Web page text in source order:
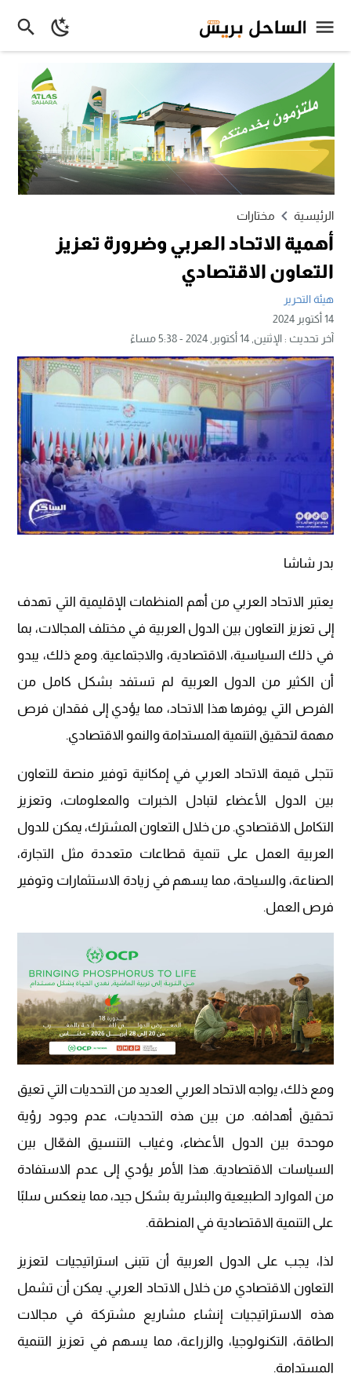
الرئيسية مختارات
أهمية الاتحاد العربي وضرورة تعزيز
التعاون الاقتصادي
هيئة التحرير
14 أكتوبر 2024
آخر تحديث :الإثنين, 14 أكتوبر, 2024 - 5:38 مساءً
بدر شاشا
يعتبر الاتحاد العربي من أهم المنظمات الإقليمية التي تهدف
إلى تعزيز التعاون بين الدول العربية في مختلف المجالات، بما
في ذلك السياسية، الاقتصادية، والاجتماعية. ومع ذلك، يبدو
أن الكثير من الدول العربية لم تستفد بشكل كامل من
الفرص التي يوفرها هذا الاتحاد، مما يؤدي إلى فقدان فرص
مهمة لتحقيق التنمية المستدامة والنمو الاقتصادي.
تتجلى قيمة الاتحاد العربي في إمكانية توفير منصة للتعاون
بين الدول الأعضاء لتبادل الخبرات والمعلومات، وتعزيز
التكامل الاقتصادي. من خلال التعاون المشترك، يمكن للدول
العربية العمل على تنمية قطاعات متعددة مثل التجارة،
الصناعة، والسياحة، مما يسهم في زيادة الاستثمارات وتوفير
فرص العمل.
ومع ذلك، يواجه الاتحاد العربي العديد من التحديات التي تعيق
تحقيق أهدافه. من بين هذه التحديات، عدم وجود رؤية
موحدة بين الدول الأعضاء، وغياب التنسيق الفعّال بين
السياسات الاقتصادية. هذا الأمر يؤدي إلى عدم الاستفادة
من الموارد الطبيعية والبشرية بشكل جيد، مما ينعكس سلبًا
على التنمية الاقتصادية في المنطقة.
لذا، يجب على الدول العربية أن تتبنى استراتيجيات لتعزيز
التعاون الاقتصادي من خلال الاتحاد العربي. يمكن أن تشمل
هذه الاستراتيجيات إنشاء مشاريع مشتركة في مجالات
الطاقة، التكنولوجيا، والزراعة، مما يسهم في تعزيز التنمية
المستدامة.